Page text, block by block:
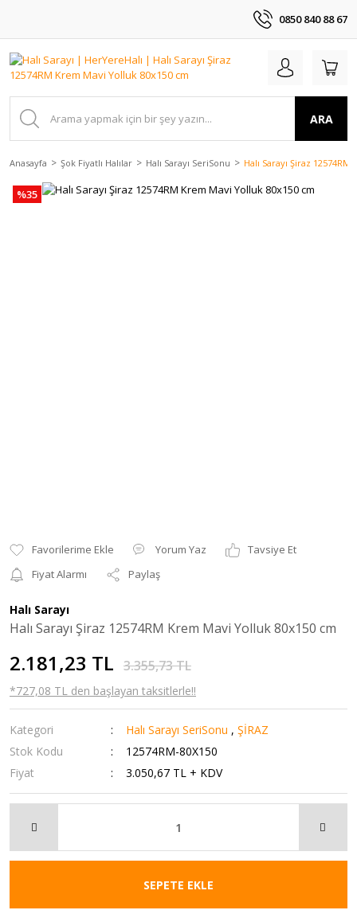
0850 840 88 67
ARA
Anasayfa Şok Fiyatlı Halılar Halı Sarayı SeriSonu Halı Sarayı Şiraz
%35
Yorum Yaz
Tavsiye Et
Fiyat Alarmı
Paylaş
Halı Sarayı
Halı Sarayı Şiraz 12574RM Krem Mavi Yolluk 80x150 cm
2.181,23 TL 3.355,73 TL
*727,08 TL den başlayan taksitlerle!!
Kategori Halı Sarayı SeriSonu ,ŞİRAZ
Stok Kodu
12574RM-80X150
Fiyat
3.050,67 TL + KDV
SEPETE EKLE